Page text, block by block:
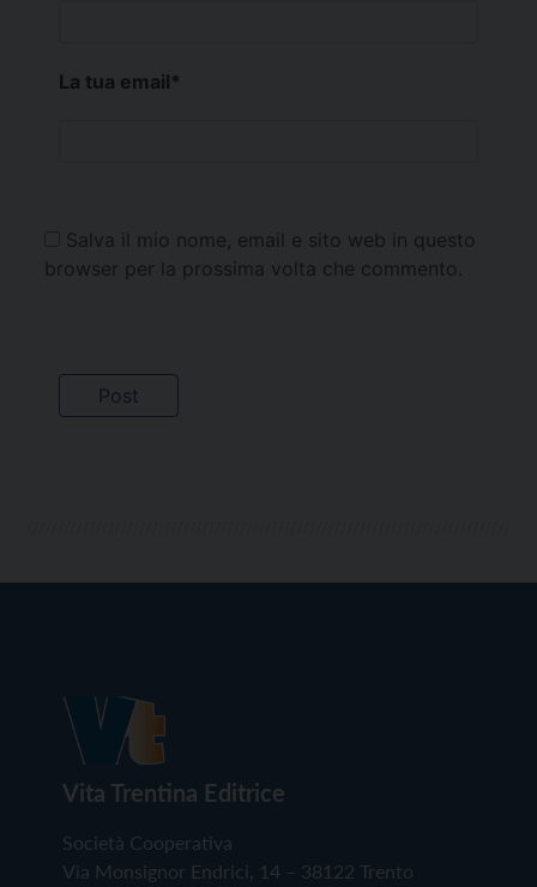
La tua email*
Salva il mio nome, email e sito web in questo
browser per la prossima volta che commento.
Vita Trentina Editrice
Società Cooperativa
Via Monsignor Endrici, 14 – 38122 Trento